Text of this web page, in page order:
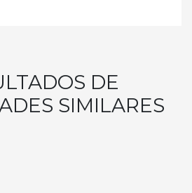
DE
SIMILARES